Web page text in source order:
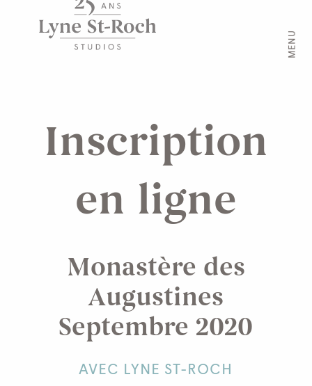
MENU
Inscription
en ligne
Monastère des
Augustines
Septembre 2020
AVEC LYNE ST-ROCH